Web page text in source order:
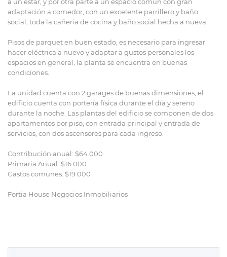
a un estar, y por otra parte a un espacio común con gran
adaptación a comedor, con un excelente parrillero y baño
social, toda la cañería de cocina y baño social hecha a nueva.
Pisos de parquet en buen estado, es necesario para ingresar
hacer eléctrica a nuevo y adaptar a gustos personales los
espacios en general, la planta se encuentra en buenas
condiciones.
La unidad cuenta con 2 garages de buenas dimensiones, el
edificio cuenta con portería física durante el día y sereno
durante la noche. Las plantas del edificio se componen de dos
apartamentos por piso, con entrada principal y entrada de
servicios, con dos ascensores para cada ingreso.
Contribución anual: $64.000
Primaria Anual: $16.000
Gastos comunes: $19.000
Fortia House Negocios Inmobiliarios